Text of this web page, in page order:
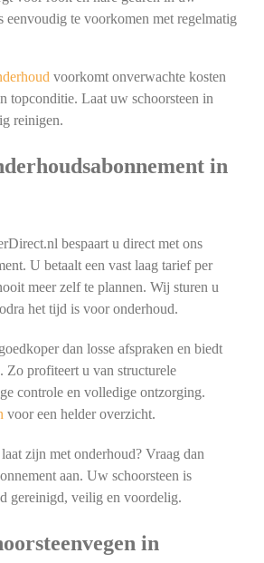
te voorkomen met regelmatig
voorkomt onverwachte kosten
topconditie. Laat uw schoorsteen in
reinigen.
in
bespaart u direct met ons
U betaalt een vast laag tarief per
meer zelf te plannen. Wij sturen u
het tijd is voor onderhoud.
dan losse afspraken en biedt
Zo profiteert u van structurele
controle en volledige ontzorging.
voor een helder overzicht.
zijn met onderhoud? Vraag dan
aan. Uw schoorsteen is
gereinigd, veilig en voordelig.
in